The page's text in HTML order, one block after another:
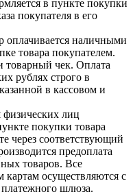
в пункте покупки
покупателя в его
оплачивается наличными
товара покупателем.
товарный чек. Оплата
рублях строго в
в кассовом и
физических лиц
покупки товара
через соответствующий
предоплата
товаров. Все
картам осуществляются с
шлюза.